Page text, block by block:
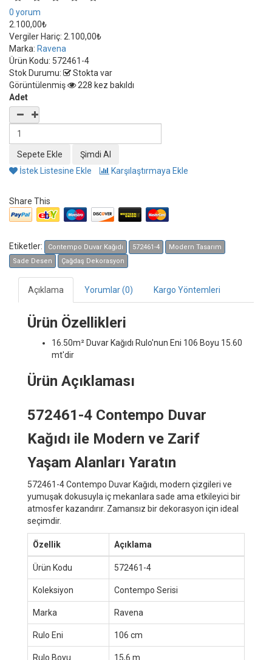
0 yorum
2.100,00₺
Vergiler Hariç: 2.100,00₺
Marka: Ravena
Ürün Kodu: 572461-4
Stok Durumu:
Stokta var
Görüntülenmiş
228 kez bakıldı
Adet
İstek Listesine Ekle Karşılaştırmaya Ekle
Share This
Etiketler: Contempo Duvar Kağıdı 572461-4
Modern Tasarım
Sade Desen
Çağdaş Dekorasyon
Açıklama Yorumlar (0) Kargo Yöntemleri
Ürün Özellikleri
16.50m² Duvar Kağıdı Rulo'nun Eni 106 Boyu 15.60
mt'dir
Ürün Açıklaması
572461-4 Contempo Duvar
Kağıdı ile Modern ve Zarif
Yaşam Alanları Yaratın
572461-4 Contempo Duvar Kağıdı, modern çizgileri ve
yumuşak dokusuyla iç mekanlara sade ama etkileyici bir
atmosfer kazandırır. Zamansız bir dekorasyon için ideal
seçimdir.
Özellik Açıklama
Ürün Kodu 572461-4
Koleksiyon Contempo Serisi
Marka Ravena
Rulo Eni 106 cm
Rulo Boyu 15,6 m